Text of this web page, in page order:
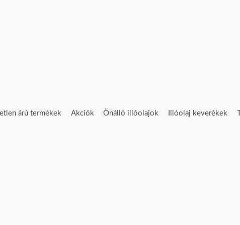
árú termékek Akciók Önálló illóolajok Illóolaj keverékek